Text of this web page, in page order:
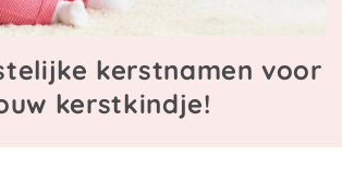
kerstnamen voor
kerstkindje!